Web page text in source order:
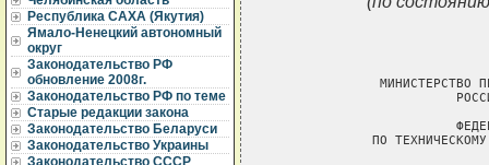
Республика САХА (Якутия)
Ямало-Ненецкий автономный
округ
Законодательство РФ
обновление 2008г.
Законодательство РФ по теме
Старые редакции закона
Законодательство Беларуси
Законодательство Украины
Законодательство СССР
МИНИСТЕРСТВО
ПО